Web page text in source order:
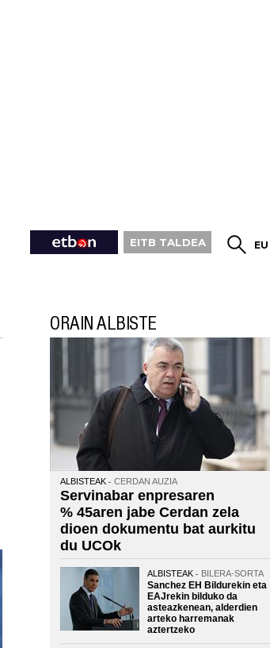
EITB TALDEA EU
ORAIN ALBISTE
ALBISTEAK CERDAN AUZIA
Servinabar enpresaren
% 45aren jabe Cerdan zela
dioen dokumentu bat aurkitu
du UCOk
ALBISTEAK BILERA-SORTA
Sanchez EH Bildurekin eta
EAJrekin bilduko da
asteazkenean, alderdien
arteko harremanak
aztertzeko